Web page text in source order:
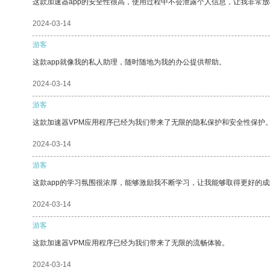
这款加速器app的安全性很高，使用过程中不会泄露个人信息，让我非常放
2024-03-14
游客
这款app就像我的私人助理，随时随地为我的办公提供帮助。
2024-03-14
游客
这款加速器VPM应用程序已经为我们带来了无限的隐私保护和安全性保护。
2024-03-14
游客
这款app的学习氛围很浓厚，能够激励我不断学习，让我能够取得更好的成
2024-03-14
游客
这款加速器VPM应用程序已经为我们带来了无限的流畅体验。
2024-03-14